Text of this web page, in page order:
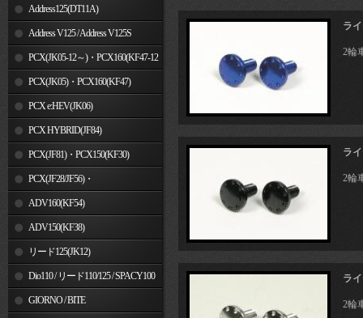
Address125(DT11A)
Address V125 / Address V125S
PCX(JK05-12～)・PCX160(KF47-12
～) PCX(JK05)・PCX160(KF47)
PCX e:HEV(JK06)
PCX HYBRID(JF84)
PCX(JF81)・PCX150(KF30)
PCX(JF28/JF56)・
PCX150(KF12/KF18)
ADV160(KF54)
ADV150(KF38)
リード125(JK12)
Dio110 / リード110/125 / SPACY100
GIORNO / BITE
ラ
2輪
ラ
2輪
ラ
2輪